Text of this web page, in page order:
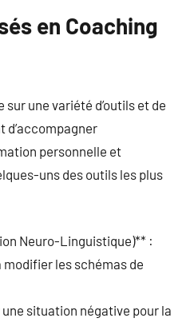
en Coaching
une variété d’outils et de
d’accompagner
personnelle et
uns des outils les plus
Neuro-Linguistique)** :
modifier les schémas de
situation négative pour la